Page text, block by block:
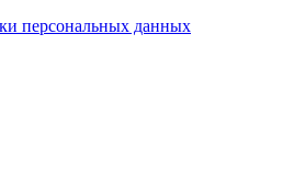
персональных данных